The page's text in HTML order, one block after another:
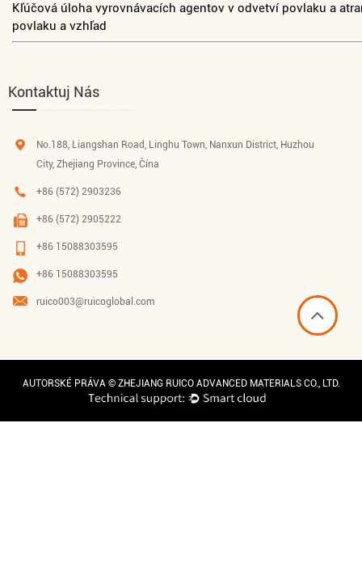
Kľúčová úloha vyrovnávacích agentov v odvetví povlaku a
povlaku a vzhľad
Kontaktuj Nás
No.188, Liangshan Road, Linghu Town, Nanxun District, Huzhou
City, Zhejiang Province, Čína
+86 (572) 2903236
+86 (572) 2905222
+86 15088303595
+86 15088303595
ruico003@ruicoglobal.com
AUTORSKÉ PRÁVA © ZHEJIANG RUICO ADVANCED MATERIALS CO., LTD.